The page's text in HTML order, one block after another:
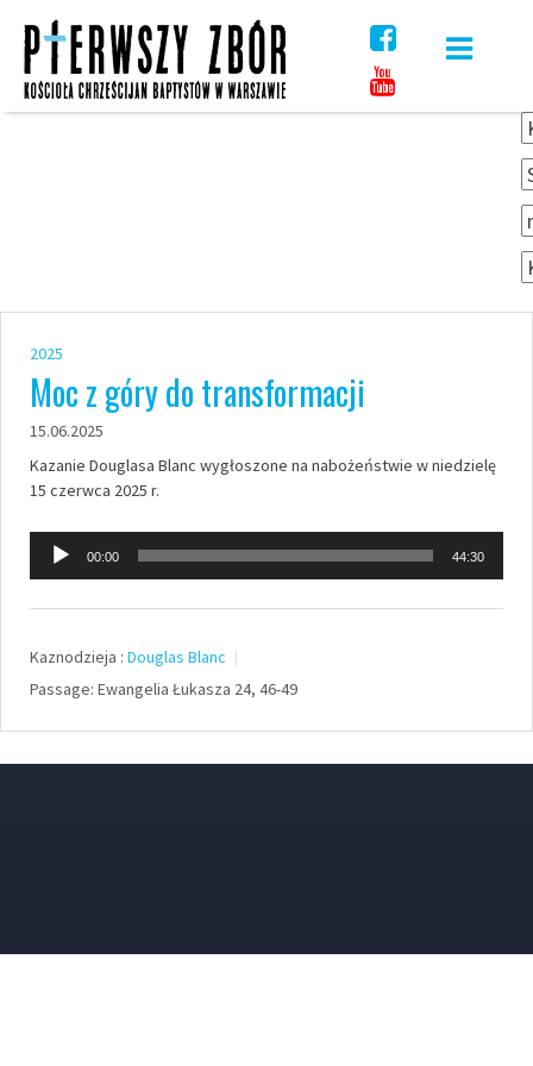
content
2025
Moc z góry do transformacji
15.06.2025
Kazanie Douglasa Blanc wygłoszone na nabożeństwie w niedzielę
15 czerwca 2025 r.
Odtwarzacz
plików
dźwiękowych
00:00 44:30
Kaznodzieja : Douglas Blanc
Passage: Ewangelia Łukasza 24, 46-49